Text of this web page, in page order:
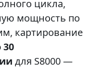
цикла,
мощность по
картирование
30
для S8000 —